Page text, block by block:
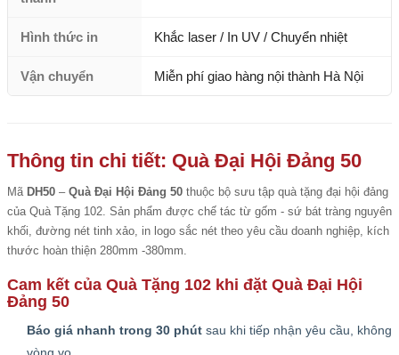
Hình thức in Khắc laser / In UV / Chuyển nhiệt
Vận chuyển Miễn phí giao hàng nội thành Hà Nội
Thông tin chi tiết: Quà Đại Hội Đảng 50
Mã DH50 – Quà Đại Hội Đảng 50 thuộc bộ sưu tập quà tặng đại hội đảng
của Quà Tặng 102. Sản phẩm được chế tác từ gốm - sứ bát tràng nguyên
khối, đường nét tinh xảo, in logo sắc nét theo yêu cầu doanh nghiệp, kích
thước hoàn thiện 280mm -380mm.
Cam kết của Quà Tặng 102 khi đặt Quà Đại Hội
Đảng 50
Báo giá nhanh trong 30 phút sau khi tiếp nhận yêu cầu, không